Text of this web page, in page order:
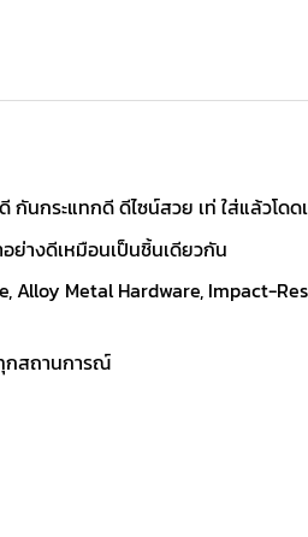
นกระแทกดี ดีไซน์สวย เท่ ใส่แล้วโด
ย่างดีเหมือนเป็นชิ้นเดียวกัน
Alloy Metal Hardware, Impact-
กสถานการณ์